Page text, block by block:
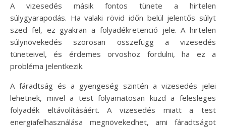
A vizesedés másik fontos tünete a hirtelen
súlygyarapodás. Ha valaki rövid időn belül jelentős súlyt
szed fel, ez gyakran a folyadékretenció jele. A hirtelen
súlynövekedés szorosan összefügg a vizesedés
tüneteivel, és érdemes orvoshoz fordulni, ha ez a
probléma jelentkezik.
A fáradtság és a gyengeség szintén a vizesedés jelei
lehetnek, mivel a test folyamatosan küzd a felesleges
folyadék eltávolításáért. A vizesedés miatt a test
energiafelhasználása megnövekedhet, ami fáradtságot